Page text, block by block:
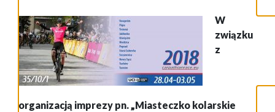
W
związku
z
organizacją imprezy pn. „Miasteczko kolarskie